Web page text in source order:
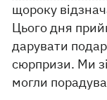
щороку
Цього дня
дарувати
сюрпризи. Ми
могли